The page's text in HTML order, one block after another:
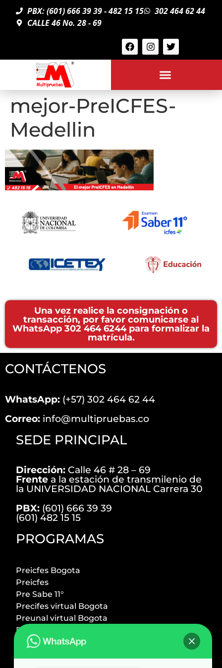
PBX: (601) 666 39 39 - 482 15 15
302 464 62 44
CALLE 46 No. 28 - 69
mejor-PreICFES-
Medellin
Una vez realice la consignación o
transacción, por favor comunicarse al
WhatsApp 302 464 6244 para formalizar la
matrícula.
CONTÁCTENOS
WhatsApp: (+57) 302 464 62 44
Correo: info@multipruebas.co
SEDE PRINCIPAL
Dirección: Calle 46 # 28 – 69
Frente a la estación de transmilenio de
la UNIVERSIDAD NACIONAL Carrera 30
PBX: (601) 666 39 39
(601) 482 15 15
PROGRAMAS
Preicfes Bogota
Preicfes
Pre Sabe 11°
Precifes virtual Bogota
Preunal virtual Bogota
Preicfes + Preuniversitario
Preuniversitario Bogota